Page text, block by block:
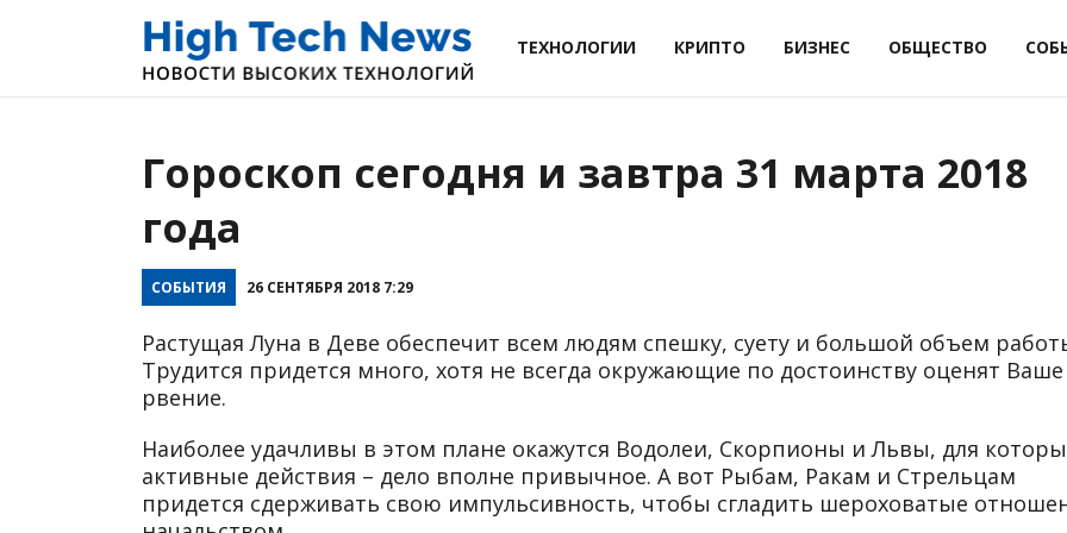
ТЕХНОЛОГИИ КРИПТО БИЗНЕС ОБЩЕСТВО
Гороскоп сегодня и завтра 31 марта 2018
года
СОБЫТИЯ 26 СЕНТЯБРЯ 2018 7:29
Растущая Луна в Деве обеспечит всем людям спешку, суету и большой объем
Трудится придется много, хотя не всегда окружающие по достоинству оценят Ваше
рвение.
Наиболее удачливы в этом плане окажутся Водолеи, Скорпионы и Львы, для
активные действия – дело вполне привычное. А вот Рыбам, Ракам и Стрельцам
придется сдерживать свою импульсивность, чтобы сгладить шероховатые